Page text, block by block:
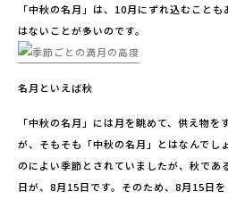
「中秋の名月」は、10月にずれ込むこと
はないことが多いのです。
名月といえば秋
「中秋の名月」には月を眺めて、供え物
が、そもそも「中秋の名月」とはなんでし
のによい季節とされていましたが、秋であ
日が、8月15日です。そのため、8月15日